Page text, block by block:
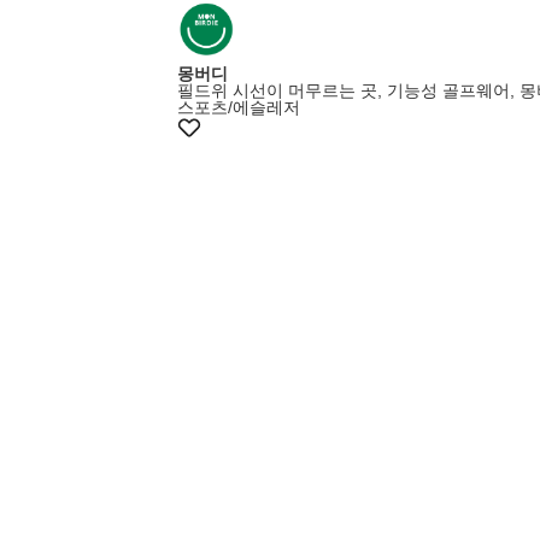
몽버디
필드위 시선이 머무르는 곳, 기능성 골프웨어, 몽
스포츠/에슬레저